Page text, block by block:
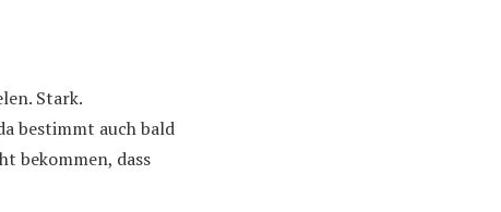
Stark.
bestimmt auch bald
bekommen, dass